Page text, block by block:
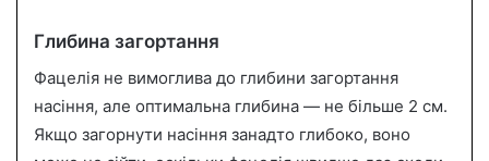
Глибина загортання
Фацелія не вимоглива до глибини загортання
насіння, але оптимальна глибина — не більше 2 см.
Якщо загорнути насіння занадто глибоко, воно